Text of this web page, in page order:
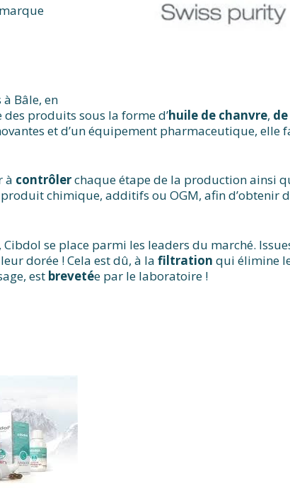
Bâle, en
produits sous la forme d’huile de chanvre,
et d’un équipement pharmaceutique, elle
à contrôlerchaque étape de la production ainsi
chimique, additifs ou OGM, afin d’obtenir
se place parmi les leaders du marché.
dorée ! Cela est dû, à la filtration qui élimine
est brevetée par le laboratoire !